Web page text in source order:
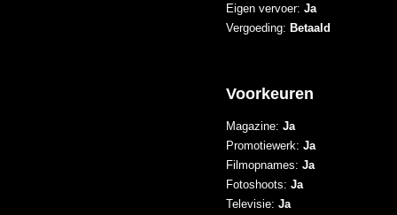
Eigen vervoer: Ja
Vergoeding: Betaald
Voorkeuren
Magazine: Ja
Promotiewerk: Ja
Filmopnames: Ja
Fotoshoots: Ja
Televisie: Ja